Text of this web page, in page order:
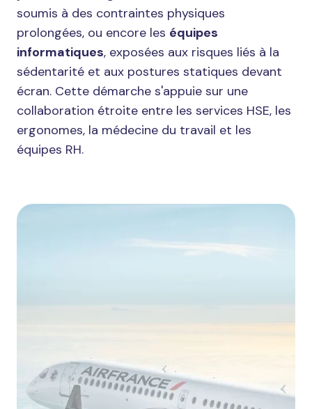
soumis à des contraintes physiques
prolongées, ou encore les équipes
informatiques, exposées aux risques liés à la
sédentarité et aux postures statiques devant
écran. Cette démarche s'appuie sur une
collaboration étroite entre les services HSE, les
ergonomes, la médecine du travail et les
équipes RH.